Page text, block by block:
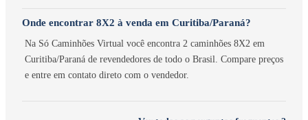
Onde encontrar 8X2 à venda em Curitiba/Paraná?
Na Só Caminhões Virtual você encontra 2 caminhões 8X2 em
Curitiba/Paraná de revendedores de todo o Brasil. Compare preços
e entre em contato direto com o vendedor.